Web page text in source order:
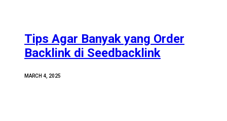
Tips Agar Banyak yang Order
Backlink di Seedbacklink
MARCH 4, 2025